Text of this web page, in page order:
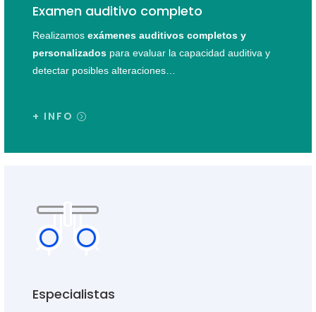
Examen auditivo completo
Realizamos exámenes auditivos completos y
personalizados para evaluar la capacidad auditiva y
detectar posibles alteraciones…
+ INFO
Especialistas